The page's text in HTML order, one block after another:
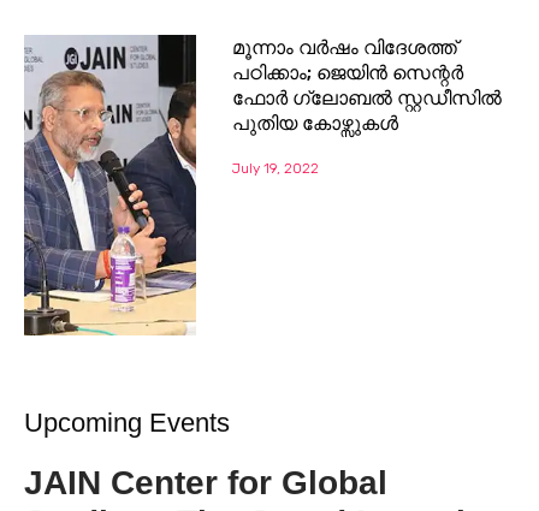
മൂന്നാം വർഷം വിദേശത്ത്
പഠിക്കാം; ജെയിൻ സെന്റർ
ഫോർ ഗ്ലോബൽ സ്റ്റഡീസിൽ
പുതിയ കോഴ്സുകൾ
July 19, 2022
Upcoming Events
JAIN Center for Global